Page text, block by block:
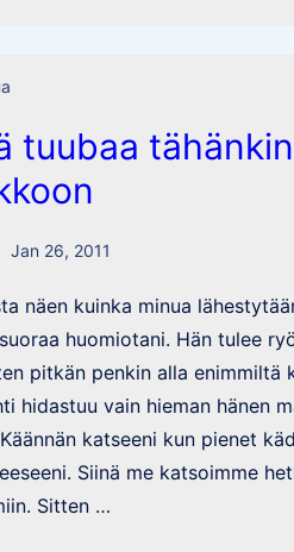
tuubaa tähänkin
Jan 26, 2011
näen kuinka minua
huomiotani. Hän tulee
pitkän penkin alla enimmiltä
hidastuu vain hieman hänen
katseeni kun pienet
Siinä me katsoimme
Sitten …